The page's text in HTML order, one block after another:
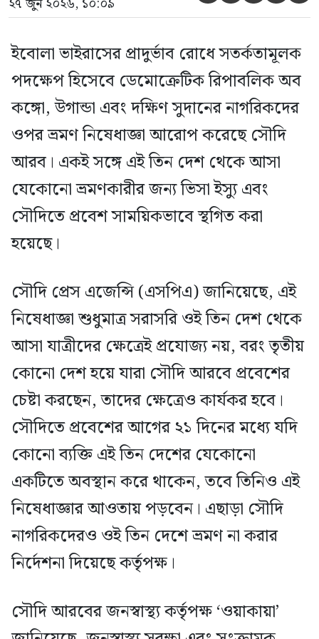
ইবোলা ভাইরাসের প্রাদুর্ভাব রোধে সতর্কতামূলক
পদক্ষেপ হিসেবে ডেমোক্রেটিক রিপাবলিক অব
কঙ্গো, উগান্ডা এবং দক্ষিণ সুদানের নাগরিকদের
ওপর ভ্রমণ নিষেধাজ্ঞা আরোপ করেছে সৌদি
আরব। একই সঙ্গে এই তিন দেশ থেকে আসা
যেকোনো ভ্রমণকারীর জন্য ভিসা ইস্যু এবং
সৌদিতে প্রবেশ সাময়িকভাবে স্থগিত করা
হয়েছে।
সৌদি প্রেস এজেন্সি (এসপিএ) জানিয়েছে, এই
নিষেধাজ্ঞা শুধুমাত্র সরাসরি ওই তিন দেশ থেকে
আসা যাত্রীদের ক্ষেত্রেই প্রযোজ্য নয়, বরং তৃতীয়
কোনো দেশ হয়ে যারা সৌদি আরবে প্রবেশের
চেষ্টা করছেন, তাদের ক্ষেত্রেও কার্যকর হবে।
সৌদিতে প্রবেশের আগের ২১ দিনের মধ্যে যদি
কোনো ব্যক্তি এই তিন দেশের যেকোনো
একটিতে অবস্থান করে থাকেন, তবে তিনিও এই
নিষেধাজ্ঞার আওতায় পড়বেন। এছাড়া সৌদি
নাগরিকদেরও ওই তিন দেশে ভ্রমণ না করার
নির্দেশনা দিয়েছে কর্তৃপক্ষ।
সৌদি আরবের জনস্বাস্থ্য কর্তৃপক্ষ ‘ওয়াকায়া’